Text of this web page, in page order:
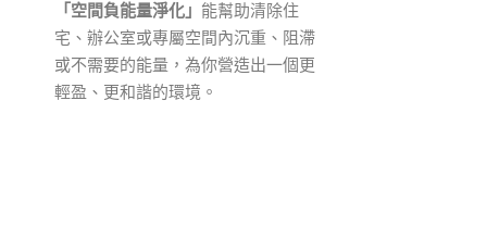
「空間負能量淨化」 能幫助清除住
宅、辦公室或專屬空間內沉重、阻滯
或不需要的能量，為你營造出一個更
輕盈、更和諧的環境。